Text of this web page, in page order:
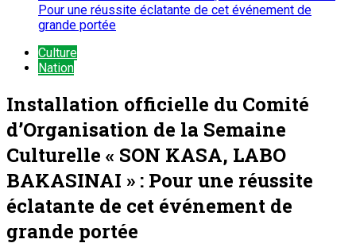
Pour une réussite éclatante de cet événement de
grande portée
Culture
Nation
Installation officielle du Comité
d’Organisation de la Semaine
Culturelle « SON KASA, LABO
BAKASINAI » : Pour une réussite
éclatante de cet événement de
grande portée